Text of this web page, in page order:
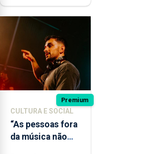
Premium
CULTURA E SOCIAL
“As pessoas fora
da música não